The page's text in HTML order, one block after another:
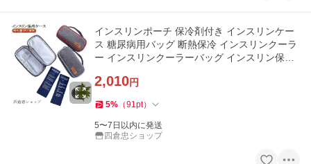
インスリンポーチ 保冷剤付き インスリンケー
ス 糖尿病用バッグ 断熱保冷 インスリンクーラ
ー インスリンクーラーバッグ インスリン保冷
2,010円
5% （91pt）
5〜7日以内に発送
四倉忠ショップ